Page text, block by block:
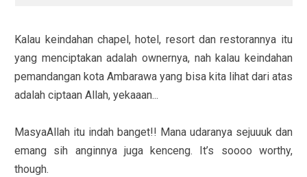
Kalau keindahan chapel, hotel, resort dan restorannya itu
yang menciptakan adalah ownernya, nah kalau keindahan
pemandangan kota Ambarawa yang bisa kita lihat dari atas
adalah ciptaan Allah, yekaaan...
MasyaAllah itu indah banget!! Mana udaranya sejuuuk dan
emang sih anginnya juga kenceng. It’s soooo worthy,
though.